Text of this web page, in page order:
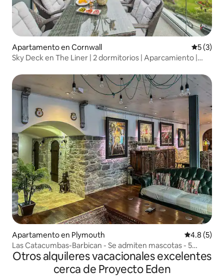
Apartamento en Cornwall
5 (3)
Sky Deck en The Liner | 2 dormitorios | Aparcamiento |
Apartamento en Plymouth
4.8 (5)
Las Catacumbas-Barbican - Se admiten mascotas - 5
huéspedes
Otros alquileres vacacionales excelentes
cerca de Proyecto Eden